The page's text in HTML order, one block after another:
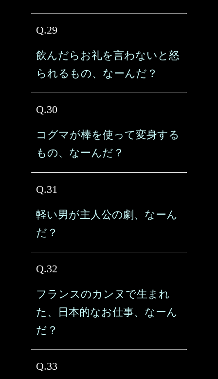
Q.29
飲んだらお礼を言わないと怒
られるもの、なーんだ？
Q.30
コグマが棒を使って変身する
もの、なーんだ？
Q.31
軽い男が主人公の劇、なーん
だ？
Q.32
フランスのカンヌで生まれ
た、日本的なお仕事、なーん
だ？
Q.33